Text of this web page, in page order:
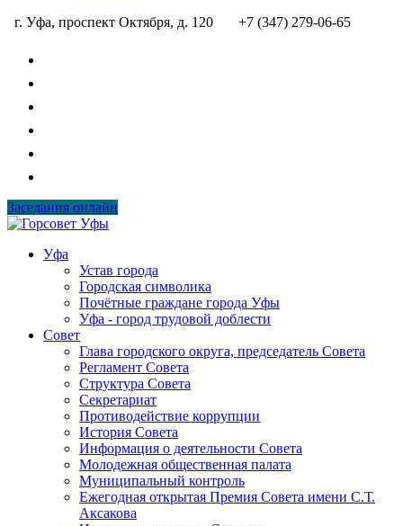
г. Уфа, проспект Октября, д. 120
+7 (347) 279-06-65
Заседания онлайн
Уфа
Устав города
Городская символика
Почётные граждане города Уфы
Уфа - город трудовой доблести
Совет
Глава городского округа, председатель Совета
Регламент Совета
Структура Совета
Секретариат
Противодействие коррупции
История Совета
Информация о деятельности Совета
Молодежная общественная палата
Муниципальный контроль
Ежегодная открытая Премия Совета имени С.Т.
Аксакова